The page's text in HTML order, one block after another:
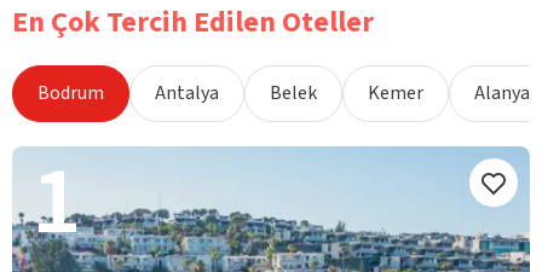
En Çok Tercih Edilen Oteller
Bodrum Antalya Belek Kemer Alanya
1